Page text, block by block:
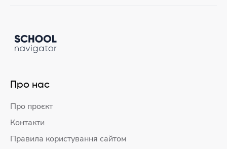
Про нас
Про проєкт
Контакти
Правила користування сайтом